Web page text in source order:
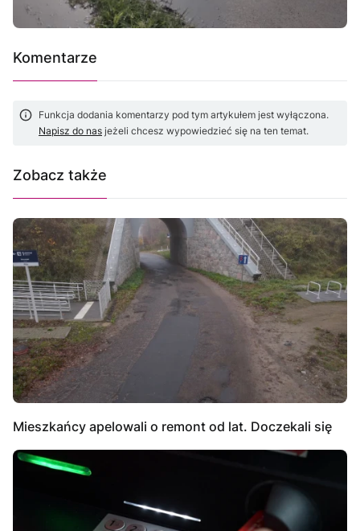
Komentarze
Funkcja dodania komentarzy pod tym artykułem jest wyłączona.
Napisz do nas jeżeli chcesz wypowiedzieć się na ten temat.
Zobacz także
Mieszkańcy apelowali o remont od lat. Doczekali się